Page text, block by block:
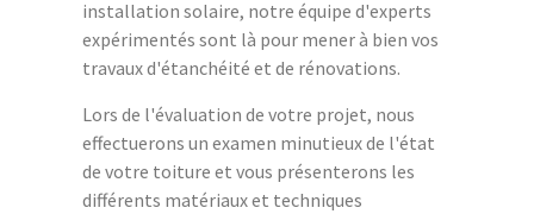
installation solaire, notre équipe d'experts
expérimentés sont là pour mener à bien vos
travaux d'étanchéité et de rénovations.
Lors de l'évaluation de votre projet, nous
effectuerons un examen minutieux de l'état
de votre toiture et vous présenterons les
différents matériaux et techniques